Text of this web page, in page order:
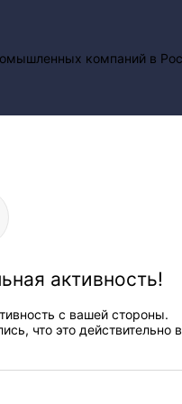
активность!
с вашей стороны.
что это действительно